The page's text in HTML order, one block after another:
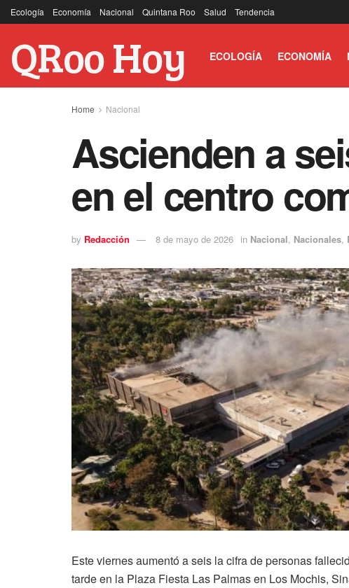
Ecología Economía Nacional Quintana Roo Salud Tendencia
QRoo Hoy ECOLOGÍA ECONOMÍA
Home Nacional
Ascienden a
en el centro
by Redacción 8 de mayo de 2026 in Nacional, Nacionales,
Este viernes aumentó a seis la cifra de personas
tarde en la Plaza Fiesta Las Palmas en Los Mochis,